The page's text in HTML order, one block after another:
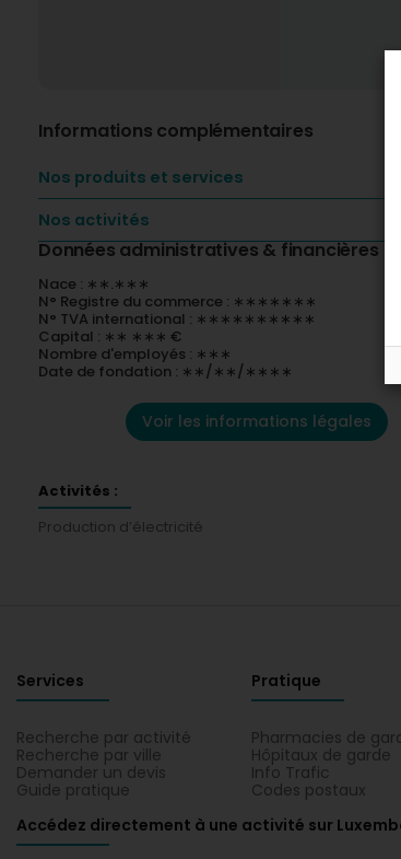
Informations complémentaires
Nos produits et services
Nos activités
Données administratives & financières
Nace : ∗∗.∗∗∗
N° Registre du commerce : ∗∗∗∗∗∗∗
N° TVA international : ∗∗∗∗∗∗∗∗∗∗
Capital : ∗∗ ∗∗∗ €
Nombre d'employés : ∗∗∗
Date de fondation : ∗∗/∗∗/∗∗∗∗
Voir les informations légales
Activités :
Production d’électricité
Services
Recherche par activité
Recherche par ville
Demander un devis
Guide pratique
Pratique
Pharmacies de
Hôpitaux de garde
Info Trafic
Codes postaux
Accédez directement à une activité sur